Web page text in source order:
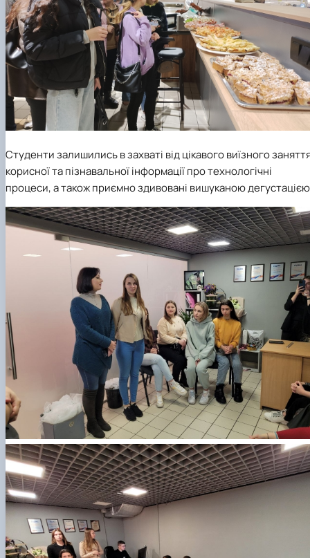
Студенти залишились в захваті від цікавого виїзного
корисної та пізнавальної інформації про технологічні
процеси, а також приємно здивовані вишуканою